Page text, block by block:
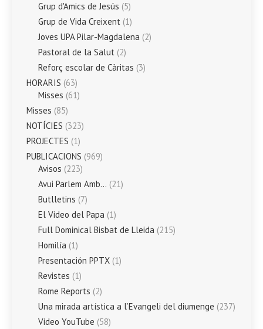
Grup d'Amics de Jesús (5)
Grup de Vida Creixent (1)
Joves UPA Pilar-Magdalena (2)
Pastoral de la Salut (2)
Reforç escolar de Càritas (3)
HORARIS (63)
Misses (61)
Misses (85)
NOTÍCIES (323)
PROJECTES (1)
PUBLICACIONS (969)
Avisos (223)
Avui Parlem Amb… (21)
Butlletins (7)
El Vídeo del Papa (1)
Full Dominical Bisbat de Lleida (215)
Homilía (1)
Presentación PPTX (1)
Revistes (1)
Rome Reports (2)
Una mirada artística a l’Evangeli del diumenge (237)
Vídeo YouTube (58)